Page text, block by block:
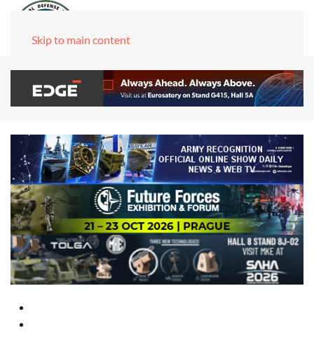
Skip to main content